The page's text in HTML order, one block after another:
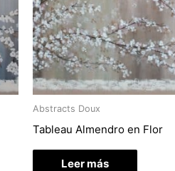
Abstracts Doux
Tableau Almendro en Flor
Leer más